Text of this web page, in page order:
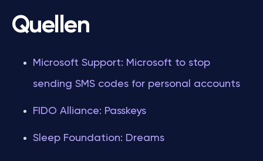
Quellen
Microsoft Support: Microsoft to stop
sending SMS codes for personal accounts
FIDO Alliance: Passkeys
Sleep Foundation: Dreams